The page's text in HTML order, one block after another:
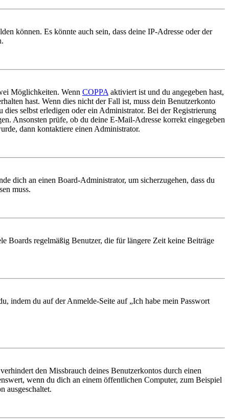
können. Es könnte auch sein, dass deine IP-Adresse oder der
Möglichkeiten. Wenn COPPA aktiviert ist und du angegeben hast,
hast. Wenn dies nicht der Fall ist, muss dein Benutzerkonto
selbst erledigen oder ein Administrator. Bei der Registrierung
Ansonsten prüfe, ob du deine E-Mail-Adresse korrekt eingegeben
dann kontaktiere einen Administrator.
dich an einen Board-Administrator, um sicherzugehen, dass du
muss.
Boards regelmäßig Benutzer, die für längere Zeit keine Beiträge
indem du auf der Anmelde-Seite auf „Ich habe mein Passwort
den Missbrauch deines Benutzerkontos durch einen
wenn du dich an einem öffentlichen Computer, zum Beispiel
ausgeschaltet.